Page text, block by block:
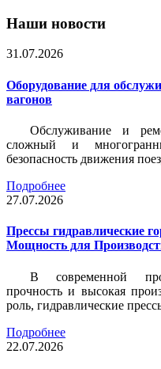
Наши новости
31.07.2026
Оборудование для
вагонов
Обслуживание и
сложный и
безопасность движения
Подробнее
27.07.2026
Прессы гидравлические
Мощность для
В современной
прочность и высокая
роль, гидравлические
Подробнее
22.07.2026